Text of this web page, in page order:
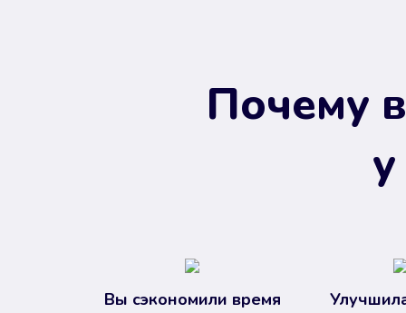
Почему
Вы сэкономили время